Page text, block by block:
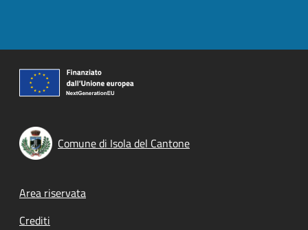
Comune di Isola del Cantone
Footer menu
Area riservata
Crediti